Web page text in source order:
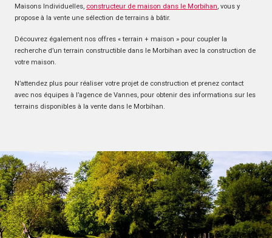
Maisons Individuelles, constructeur de maison dans le Morbihan, vous y
propose à la vente une sélection de terrains à bâtir.
Découvrez également nos offres « terrain + maison » pour coupler la
recherche d’un terrain constructible dans le Morbihan avec la construction de
votre maison.
N’attendez plus pour réaliser votre projet de construction et prenez contact
avec nos équipes à l’agence de Vannes, pour obtenir des informations sur les
terrains disponibles à la vente dans le Morbihan.